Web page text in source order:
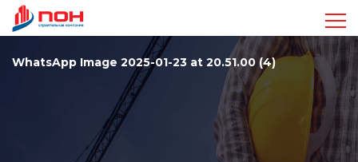
Достижения
WhatsApp Image 2025-01-23 at 20.51.00 (4)